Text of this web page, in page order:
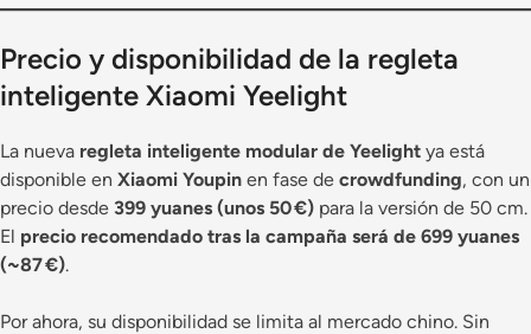
Precio y disponibilidad de la regleta
inteligente Xiaomi Yeelight
La nueva regleta inteligente modular de Yeelight ya está
disponible en Xiaomi Youpin en fase de crowdfunding, con un
precio desde 399 yuanes (unos 50 €) para la versión de 50 cm.
El precio recomendado tras la campaña será de 699 yuanes
(~87 €).
Por ahora, su disponibilidad se limita al mercado chino. Sin